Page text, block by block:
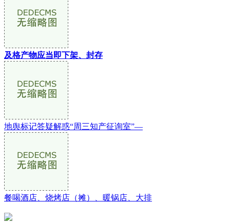
及格产物应当即下架、封存
地舆标记答疑解惑“周三知产征询室”—
餐喝酒店、烧烤店（摊）、暖锅店、大排